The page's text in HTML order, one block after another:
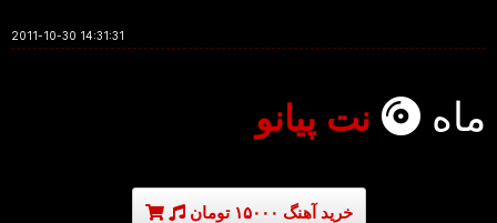
2011-10-30 14:31:31
ماه نت پیانو
خرید آهنگ ۱۵۰۰۰ تومان